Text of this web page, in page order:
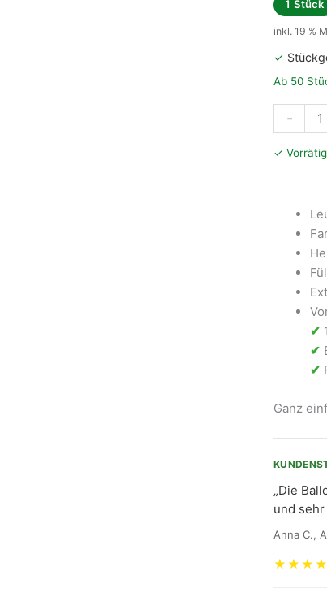
1 Stück
inkl. 19 %
✓
Ab 50
-
Bioloons®
30cm
Menge
✓ Vorrätig
✔
✔
✔
Ganz
„Die
und
Anna C.,
★ ★ ★ ★